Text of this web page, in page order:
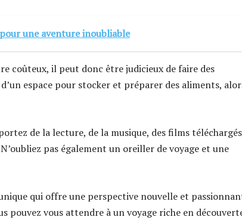
une aventure inoubliable
coûteux, il peut donc être judicieux de faire des
espace pour stocker et préparer des aliments,
de la lecture, de la musique, des films
pas également un oreiller de voyage et une
qui offre une perspective nouvelle et
pouvez vous attendre à un voyage riche en